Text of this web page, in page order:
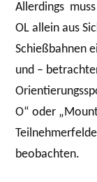
Allerdings
OL allein aus
Schießbahnen
und –
O“ oder
beobachten.